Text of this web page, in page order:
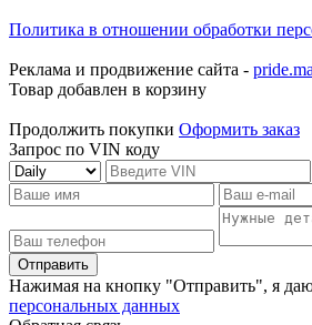
Политика в отношении обработки
Реклама и продвижение сайта -
Товар добавлен в корзину
Продолжить покупки Оформить заказ
Запрос по VIN коду
Отправить
Нажимая на кнопку "Отправить", я
персональных данных